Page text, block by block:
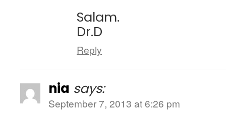
Salam.
Dr.D
Reply
nia says:
September 7, 2013 at 6:26 pm